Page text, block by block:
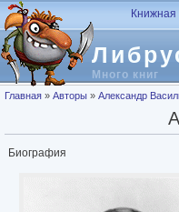
Перейти к основному содержанию
Много книг
Книжная
Вы здесь
Главная » Авторы » Александр
Биография